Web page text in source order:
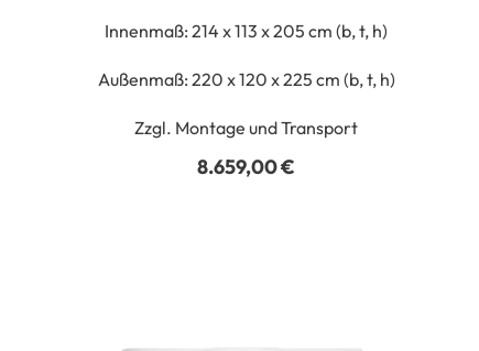
Innenmaß: 214 x 113 x 205 cm (b, t, h)
Außenmaß: 220 x 120 x 225 cm (b, t, h)
Zzgl. Montage und Transport
8.659,00€